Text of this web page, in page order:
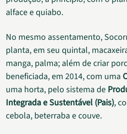
alface e quiabo.
No mesmo assentamento,
planta, em seu quintal,
manga, palma; além de criar
beneficiada, em 2014, com uma
uma horta, pelo sistema de
Integrada e Sustentável (Pais),
cebola, beterraba e couve.